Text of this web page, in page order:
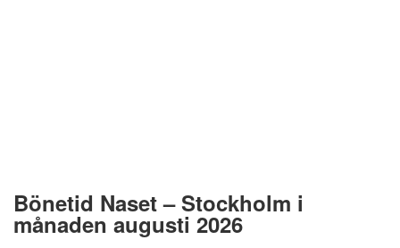
Bönetid Naset – Stockholm i
månaden augusti 2026